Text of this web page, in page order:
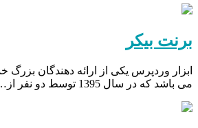
برنت بیکر
ابزار وردپرس یکی از ارائه دهندگان
می باشد که در سال 1395 توسط دو نفر از…